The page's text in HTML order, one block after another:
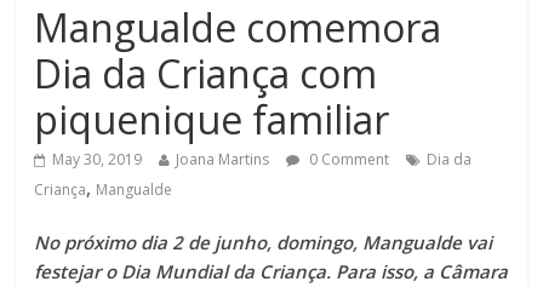
Mangualde comemora
Dia da Criança com
piquenique familiar
May 30, 2019 Joana Martins 0 Comment
Dia da
Criança, Mangualde
No próximo dia 2 de junho, domingo, Mangualde vai
festejar o Dia Mundial da Criança. Para isso, a Câmara